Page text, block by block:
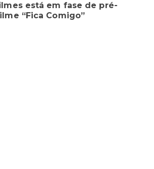
está em fase de pré-
“Fica Comigo”